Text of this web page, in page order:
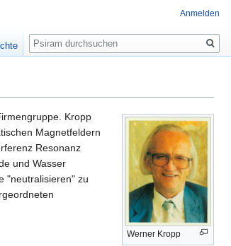
Werner Kropp
Kropp
Magnetfeldern
Resonanz
und Wasser
"neutralisieren" zu
Anmelden
Suche